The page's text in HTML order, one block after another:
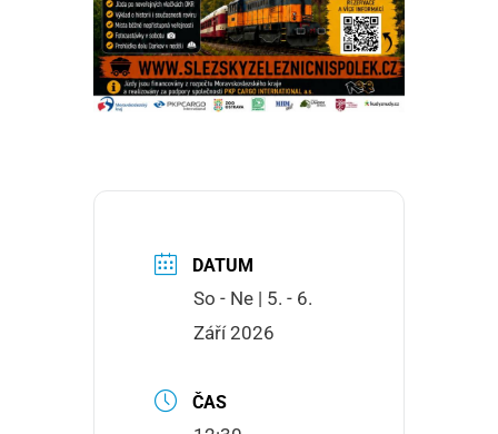
DATUM
So - Ne | 5. - 6.
Září 2026
ČAS